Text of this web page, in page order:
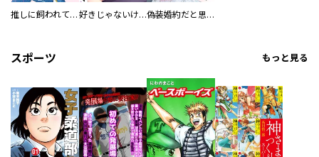
推しに飼われています 好きじゃないけど、抱いてください 偽装婚約だと思ったら、イケメン御曹司に愛されました。
スポーツ もっと見る